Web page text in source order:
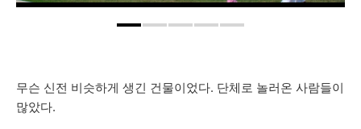
무슨 신전 비슷하게 생긴 건물이었다. 단체로 놀러온 사람들이
많았다.